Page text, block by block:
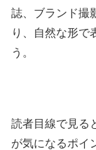
誌、ブランド撮
り、自然な形で
う。
読者目線で見る
が気になるポイ